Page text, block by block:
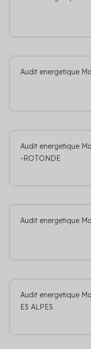
Audit energetique
Audit energetique
-ROTONDE
Audit energetique
Audit energetique
ES ALPES